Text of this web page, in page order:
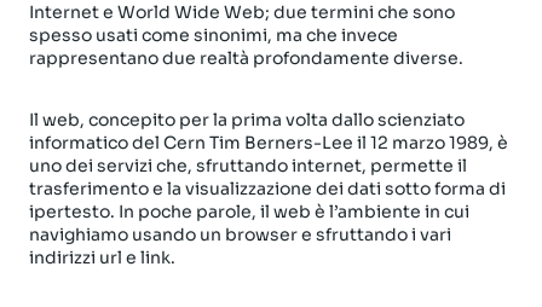
Internet e World Wide Web; due termini che sono
spesso usati come sinonimi, ma che invece
rappresentano due realtà profondamente diverse.
Il web, concepito per la prima volta dallo scienziato
informatico del Cern Tim Berners-Lee il 12 marzo 1989, è
uno dei servizi che, sfruttando internet, permette il
trasferimento e la visualizzazione dei dati sotto forma di
ipertesto. In poche parole, il web è l’ambiente in cui
navighiamo usando un browser e sfruttando i vari
indirizzi url e link.